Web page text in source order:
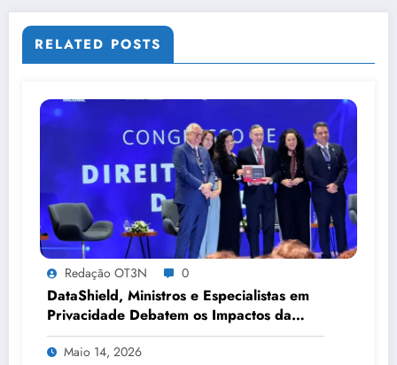
RELATED POSTS
Redação OT3N 0
DataShield, Ministros e Especialistas em
Privacidade Debatem os Impactos da
Tecnologia, IA e Proteção de Dados no
Congresso de Direito Digital da OAB
Maio 14, 2026